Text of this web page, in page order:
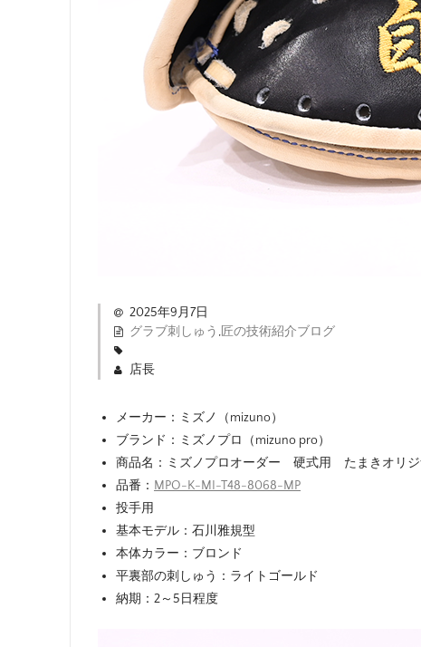
2025年9月7日
グラブ刺しゅう ,匠の技術紹介ブログ
店長
メーカー：ミズノ（mizuno）
ブランド：ミズノプロ（mizuno pro）
商品名：ミズノプロオーダー 硬式用 たまきオリ
品番： MPO-K-MI-T48-8068-MP
投手用
基本モデル：石川雅規型
本体カラー：ブロンド
平裏部の刺しゅう：ライトゴールド
納期：2～5日程度